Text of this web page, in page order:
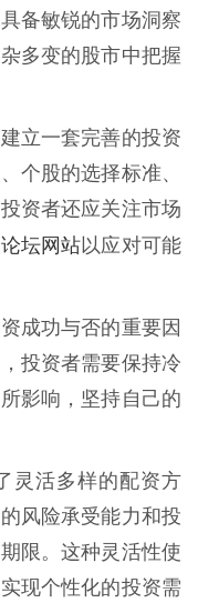
备敏锐的市场洞察
多变的股市中把握
立一套完善的投资
个股的选择标准、
资者还应关注市场
坛网站以应对可能
成功与否的重要因
投资者需要保持冷
影响，坚持自己的
灵活多样的配资方
风险承受能力和投
限。这种灵活性使
现个性化的投资需